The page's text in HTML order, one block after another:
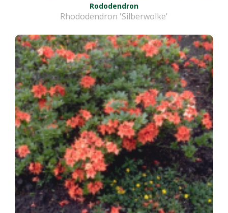
Rododendron
Rhododendron 'Silberwolke'